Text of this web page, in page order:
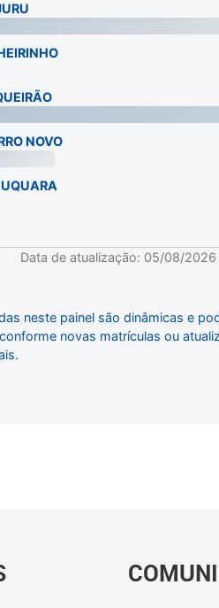
NOVO
Data de atualização: 05/08/2026
neste painel são dinâmicas e
novas matrículas ou